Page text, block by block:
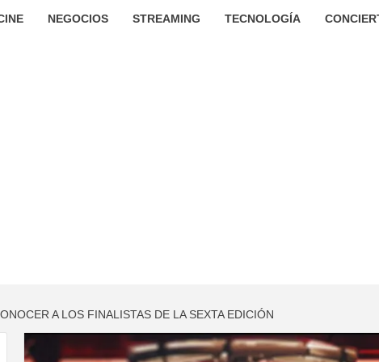
NEGOCIOS STREAMING TECNOLOGÍA
A LOS FINALISTAS DE LA SEXTA EDICIÓN